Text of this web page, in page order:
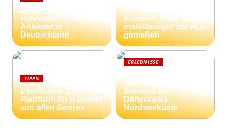
Lime Technologies:
Führender CRM-
Anbieter in
Deutschland
Nordseeküste:
Komfort, Natur und
erstklassiger Service
genießen
TIPPS
Eventzone: Die
Plattform für Künstler
aus allen Genres
ERLEBNISSE
Gemütlichkeit:
Blåvand an
Dänemarks
Nordseeküste